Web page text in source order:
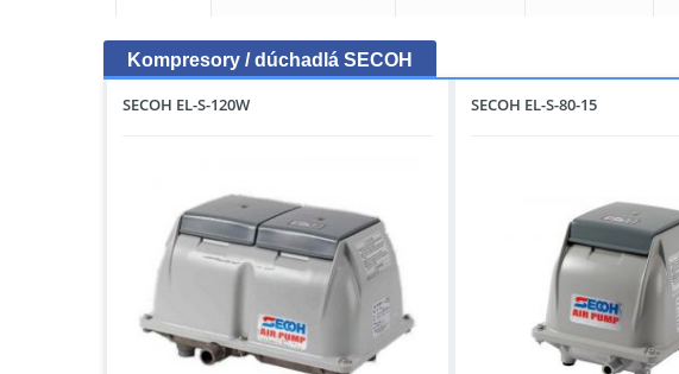
Kompresory / dúchadlá SECOH
SECOH EL-S-120W SECOH EL-S-80-15